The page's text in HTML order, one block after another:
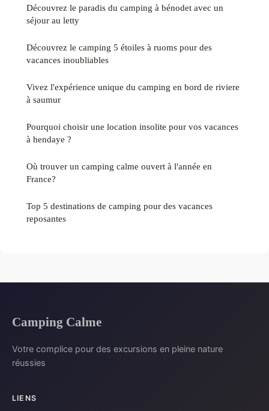
Découvrez le paradis du camping à bénodet avec un
séjour au letty
Découvrez le camping 5 étoiles à ruoms pour des
vacances inoubliables
Vivez l'expérience unique du camping en bord de riviere
à saumur
Pourquoi choisir une location insolite pour vos vacances
à hendaye ?
Où trouver un camping calme ouvert à l'année en
France?
Top 5 destinations de camping pour des vacances
reposantes
Camping Calme
Votre complice pour des excursions en pleine nature
réussies
LIENS